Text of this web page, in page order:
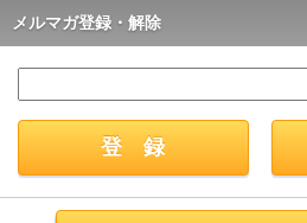
メルマガ登録・解除